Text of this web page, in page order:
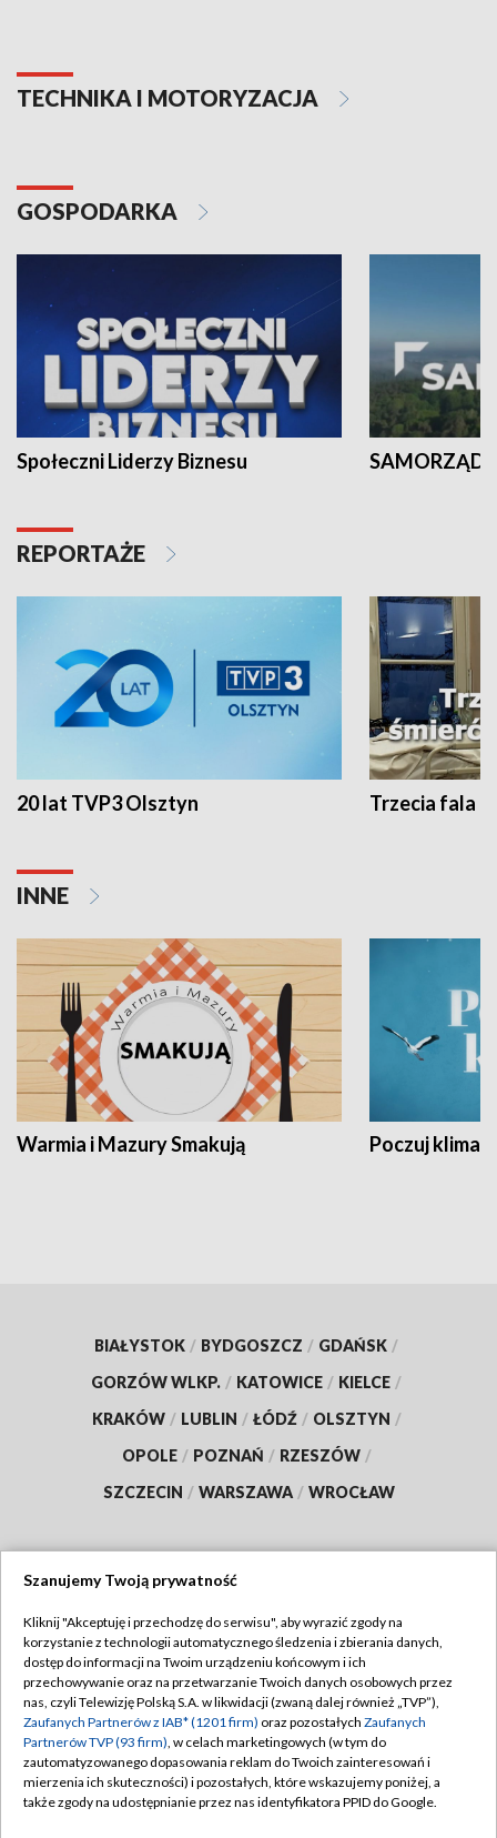
TECHNIKA I MOTORYZACJA
GOSPODARKA
Społeczni Liderzy Biznesu SAMORZĄD
REPORTAŻE
20 lat TVP3 Olsztyn Trzecia fala -
INNE
Warmia i Mazury Smakują Poczuj klimat
BIAŁYSTOK / BYDGOSZCZ / GDAŃSK /
GORZÓW WLKP. / KATOWICE / KIELCE /
KRAKÓW / LUBLIN / ŁÓDŹ / OLSZTYN /
OPOLE / POZNAŃ / RZESZÓW /
SZCZECIN / WARSZAWA / WROCŁAW
TVP
Abonament TVP
Emisja w TVP
Centrum informacji TVP
Naziemna Telewizja Cyfrowa
Regulamin TVP
Polityka prywatności
Moje zgody
Pomoc
Szanujemy Twoją prywatność
Kliknij "Akceptuję i przechodzę do serwisu", aby wyrazić zgody na
korzystanie z technologii automatycznego śledzenia i zbierania danych,
dostęp do informacji na Twoim urządzeniu końcowym i ich
przechowywanie oraz na przetwarzanie Twoich danych osobowych przez
nas, czyli Telewizję Polską S.A. w likwidacji (zwaną dalej również „TVP”),
Zaufanych Partnerów z IAB* (1201 firm) oraz pozostałych Zaufanych
Partnerów TVP (93 firm), w celach marketingowych (w tym do
zautomatyzowanego dopasowania reklam do Twoich zainteresowań i
mierzenia ich skuteczności) i pozostałych, które wskazujemy poniżej, a
także zgody na udostępnianie przez nas identyfikatora PPID do Google.